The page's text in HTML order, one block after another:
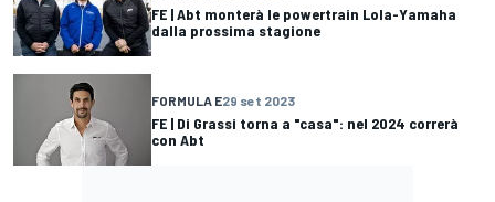
FE | Abt monterà le powertrain Lola-Yamaha
dalla prossima stagione
FORMULA E29 set 2023
FE | Di Grassi torna a "casa": nel 2024 correrà
con Abt